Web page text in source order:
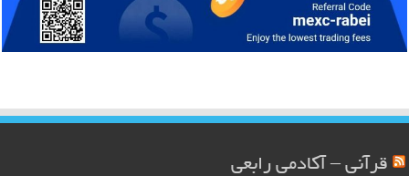
قرآنی – آکادمی رابعی